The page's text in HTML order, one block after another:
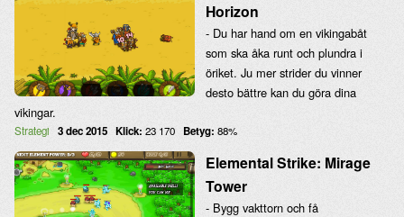
Horizon
- Du har hand om en vikingabåt
som ska åka runt och plundra i
öriket. Ju mer strider du vinner
desto bättre kan du göra dina
vikingar.
Strategi 3 dec 2015 Klick: 23 170 Betyg: 88%
Elemental Strike: Mirage
Tower
- Bygg vakttorn och få